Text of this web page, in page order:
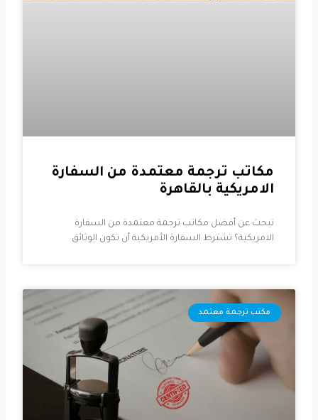
مكاتب ترجمة معتمدة من السفارة
الامريكية بالقاهرة
تبحث عن أفضل مكاتب ترجمة معتمدة من السفارة
الامريكية؟ تشترط السفارة الأمريكية أن تكون الوثائق
مكتب ترجمة معتمد